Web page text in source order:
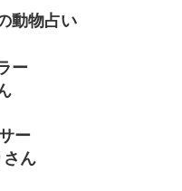
動物占い
ー
ー
さん